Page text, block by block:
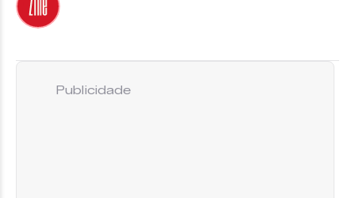
Publicidade